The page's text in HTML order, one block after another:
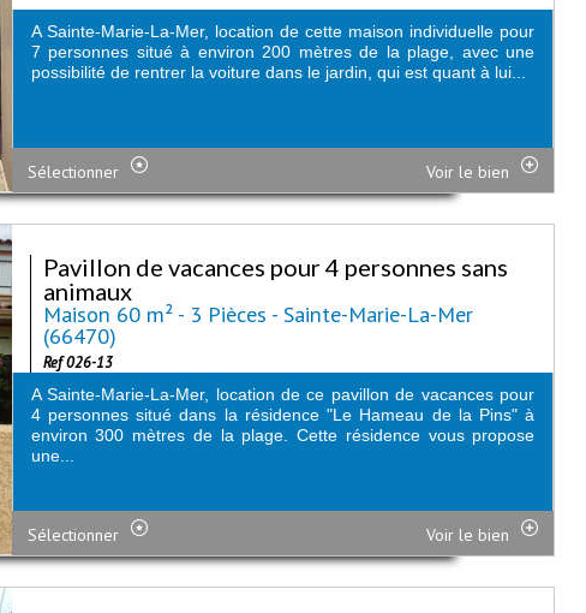
A Sainte-Marie-La-Mer, location de cette maison individuelle pour
7 personnes situé à environ 200 mètres de la plage, avec une
possibilité de rentrer la voiture dans le jardin, qui est quant à lui...
Sélectionner Voir le bien
Pavillon de vacances pour 4 personnes sans
animaux
Maison 60 m² - 3 Pièces - Sainte-Marie-La-Mer
(66470)
Ref 026-13
A Sainte-Marie-La-Mer, location de ce pavillon de vacances pour
4 personnes situé dans la résidence "Le Hameau de la Pins" à
environ 300 mètres de la plage. Cette résidence vous propose
une...
Sélectionner Voir le bien